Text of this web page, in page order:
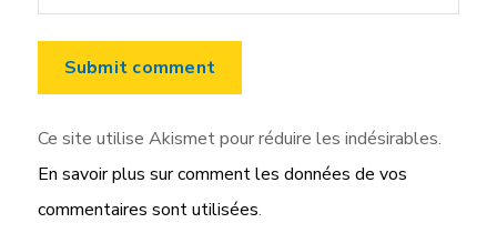
Ce site utilise Akismet pour réduire les indésirables.
En savoir plus sur comment les données de vos
commentaires sont utilisées.